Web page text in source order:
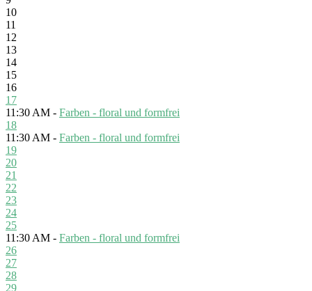
10
11
12
13
14
15
16
17
11:30 AM - Farben - floral und formfrei
18
11:30 AM - Farben - floral und formfrei
19
20
21
22
23
24
25
11:30 AM - Farben - floral und formfrei
26
27
28
29